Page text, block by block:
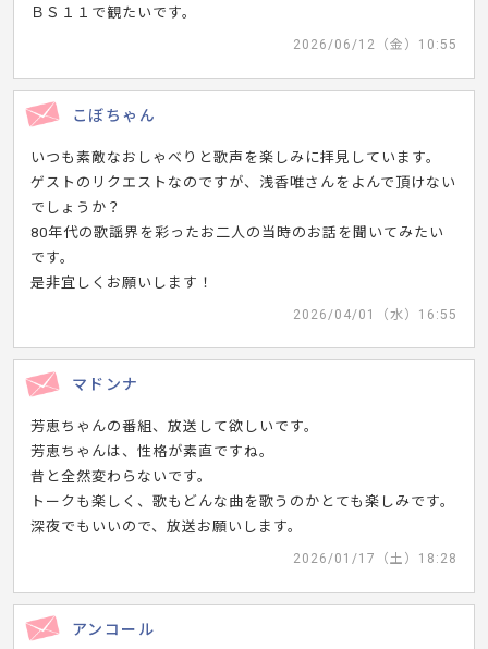
ＢＳ１１で観たいです。
2026/06/12（金）10:55
こぼちゃん
いつも素敵なおしゃべりと歌声を楽しみに拝見しています。
ゲストのリクエストなのですが、浅香唯さんをよんで頂けない
でしょうか？
80年代の歌謡界を彩ったお二人の当時のお話を聞いてみたい
です。
是非宜しくお願いします！
2026/04/01（水）16:55
マドンナ
芳恵ちゃんの番組、放送して欲しいです。
芳恵ちゃんは、性格が素直ですね。
昔と全然変わらないです。
トークも楽しく、歌もどんな曲を歌うのかとても楽しみです。
深夜でもいいので、放送お願いします。
2026/01/17（土）18:28
アンコール